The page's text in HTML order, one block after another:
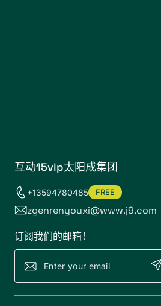
互动15vip太阳成集团
+13594780485 FREE
zgenrenyouxi@www.j9.com
订阅我们的邮箱！